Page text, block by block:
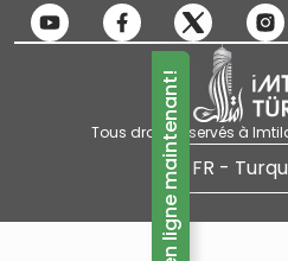
Tous droits réservés à
FR -